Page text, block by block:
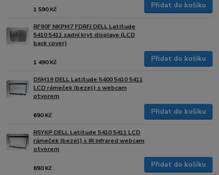
1 590 Kč Přidat do košíku
RF90F NKPM7 FDRFJ DELL Latitude
5410 5411 zadní kryt displaye (LCD
back cover)
1 490 Kč Přidat do košíku
D5M19 DELL Latitude 5400 5410 5411
LCD rámeček (bezel) s webcam
otvorem
690 Kč Přidat do košíku
R5YKP DELL Latitude 5410 5411 LCD
rámeček (bezel) s IR infrared webcam
otvorem
690 Kč Přidat do košíku